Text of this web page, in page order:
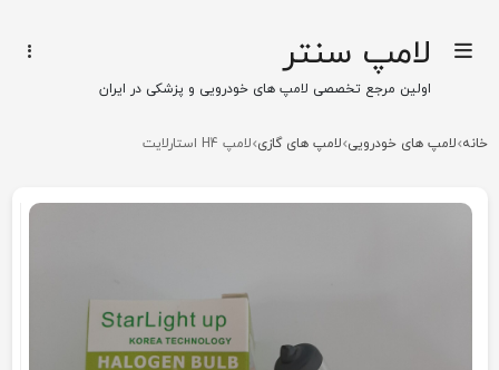
لامپ سنتر
اولین مرجع تخصصی لامپ های خودرویی و پزشکی در ایران
خانه لامپ های خودرویی لامپ های گازی لامپ H4 استارلایت